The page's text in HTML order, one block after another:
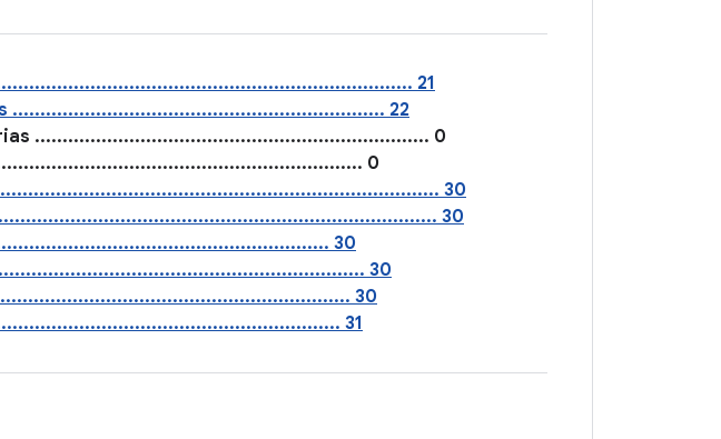
21
22
....................................................................... 0
0
30
30
30
30
30
31